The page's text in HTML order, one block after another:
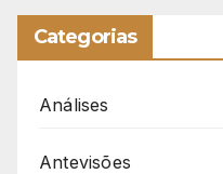
Categorias
Análises
Antevisões